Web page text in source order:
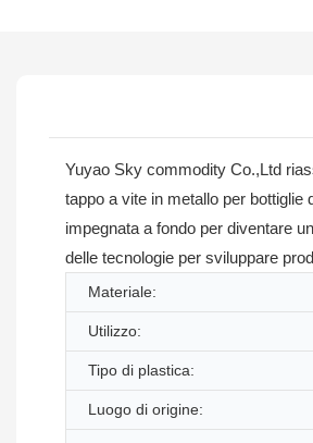
Yuyao Sky commodity Co.,Ltd
tappo a vite in metallo per
impegnata a fondo per diventare
delle tecnologie per sviluppare
Materiale:
Utilizzo:
Tipo di plastica:
Luogo di origine: